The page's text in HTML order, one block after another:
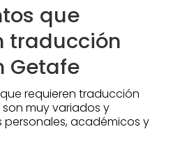
que
traducción
Getafe
requieren traducción
muy variados y
académicos y